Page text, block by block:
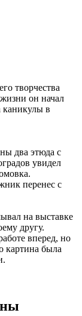
творчества
он начал
каникулы в
два этюда с
увидел
перенес с
на выставке
другу.
вперед, но
картина была